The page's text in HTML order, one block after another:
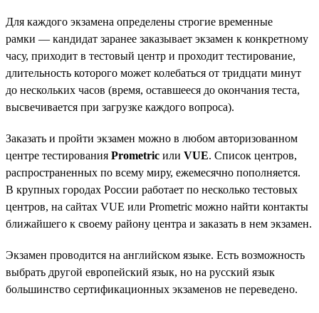
Для каждого экзамена определены строгие временные
рамки — кандидат заранее заказывает экзамен к конкретному
часу, приходит в тестовый центр и проходит тестирование,
длительность которого может колебаться от тридцати минут
до нескольких часов (время, оставшееся до окончания теста,
высвечивается при загрузке каждого вопроса).
Заказать и пройти экзамен можно в любом авторизованном
центре тестирования Prometric или VUE. Список центров,
распространенных по всему миру, ежемесячно пополняется.
В крупных городах России работает по несколько тестовых
центров, на сайтах VUE или Prometric можно найти контакты
ближайшего к своему району центра и заказать в нем экзамен.
Экзамен проводится на английском языке. Есть возможность
выбрать другой европейский язык, но на русский язык
большинство сертификационных экзаменов не переведено.